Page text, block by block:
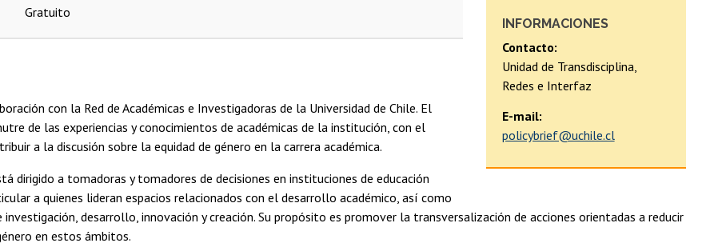
INFORMACIONES
Contacto:
Unidad de Transdisciplina,
Redes e Interfaz
E-mail:
policybrief@uchile.cl
Gratuito
con la Red de Académicas e Investigadoras de la Universidad de Chile. El
de las experiencias y conocimientos de académicas de la institución, con el
a la discusión sobre la equidad de género en la carrera académica.
dirigido a tomadoras y tomadores de decisiones en instituciones de educación
a quienes lideran espacios relacionados con el desarrollo académico, así como
investigación, desarrollo, innovación y creación. Su propósito es promover la transversalización de acciones orientadas a reducir
en estos ámbitos.